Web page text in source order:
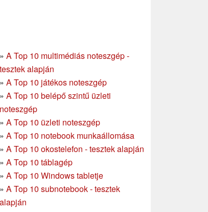
» A Top 10 multimédiás noteszgép -
tesztek alapján
» A Top 10 játékos noteszgép
» A Top 10 belépő szintű üzleti
noteszgép
» A Top 10 üzleti noteszgép
» A Top 10 notebook munkaállomása
» A Top 10 okostelefon - tesztek alapján
» A Top 10 táblagép
» A Top 10 Windows tabletje
» A Top 10 subnotebook - tesztek
alapján